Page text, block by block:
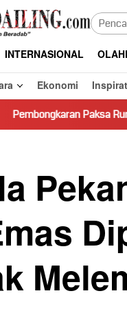
INTERNASIONAL
Ekonomi
Rumah Warga di